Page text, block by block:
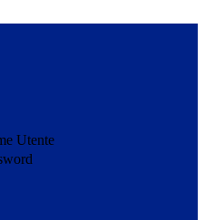
Utente